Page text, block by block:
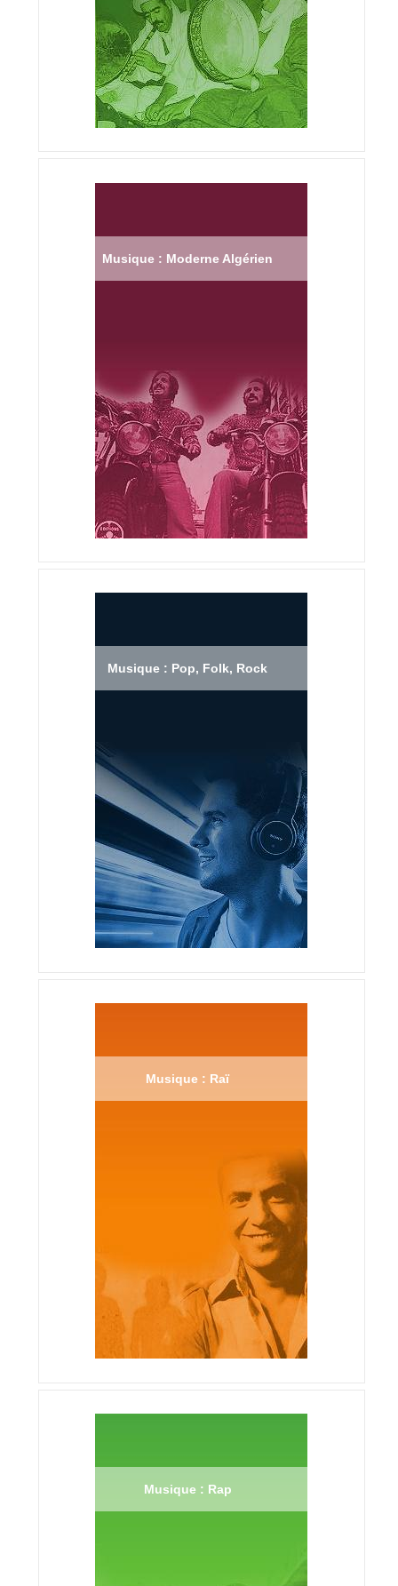
Musique : Moderne Algérien
Musique : Pop, Folk, Rock
Musique : Raï
Musique : Rap